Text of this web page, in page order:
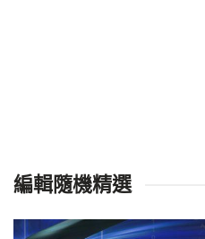
編輯隨機精選